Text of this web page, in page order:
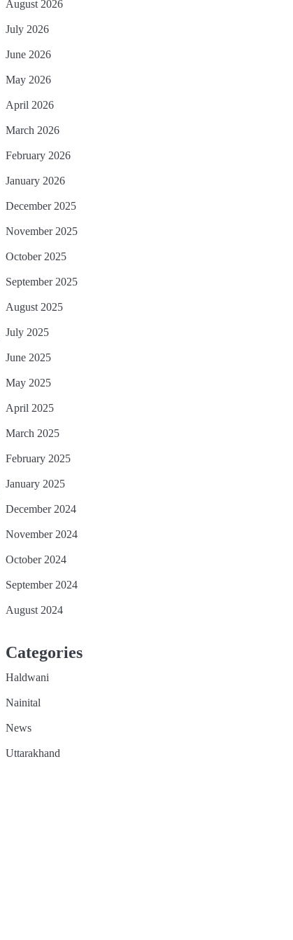
August 2026
July 2026
June 2026
May 2026
April 2026
March 2026
February 2026
January 2026
December 2025
November 2025
October 2025
September 2025
August 2025
July 2025
June 2025
May 2025
April 2025
March 2025
February 2025
January 2025
December 2024
November 2024
October 2024
September 2024
August 2024
Categories
Haldwani
Nainital
News
Uttarakhand